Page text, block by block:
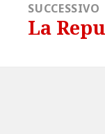
SUCCESSIVO
Articolo
La